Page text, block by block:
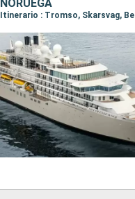
NORUEGA
Itinerario : Tromso, Skarsvag,